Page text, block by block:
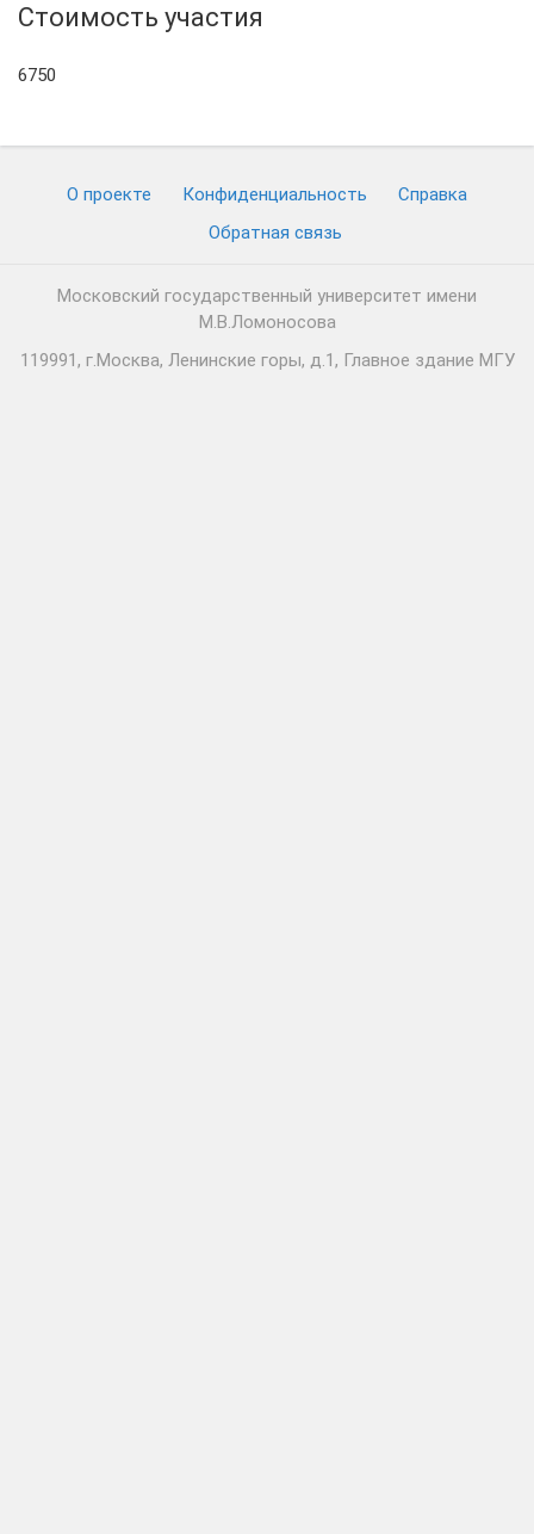
Стоимость участия
6750
О проекте Конфиденциальность
Cправка
Обратная связь
Московский государственный университет имени
М.В.Ломоносова
119991, г.Москва, Ленинские горы, д.1, Главное здание МГУ